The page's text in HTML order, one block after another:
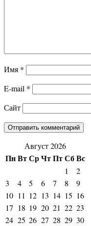
Имя *
E-mail *
Сайт
Август 2026
ПнВтСрЧтПтСбВс
1
2
3
4 5 6 7 8
9
10 11 12 13 14 15 16
17 18 19 20 21 22 23
24 25 26 27 28 29 30